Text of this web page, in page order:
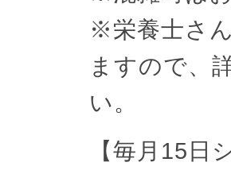
※栄養士さ
ますので、
い。
【毎月15日